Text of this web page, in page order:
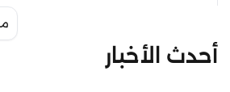
أحدث الأخبار